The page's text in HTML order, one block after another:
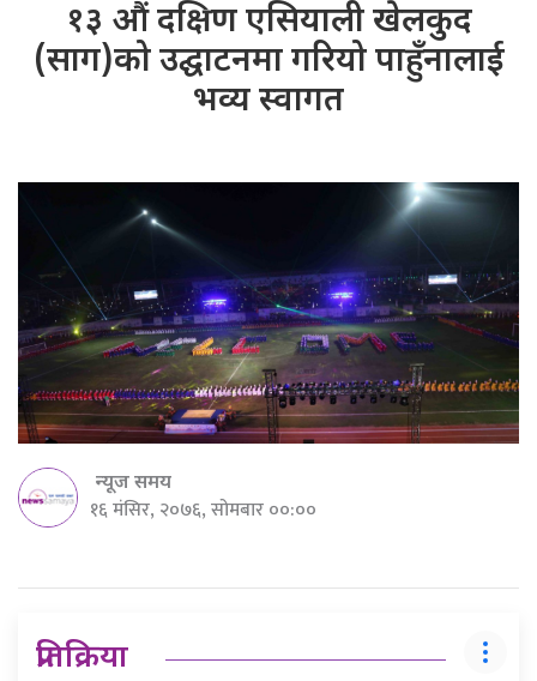
१३ औं दक्षिण एसियाली खेलकुद
(साग)को उद्घाटनमा गरियो पाहुँनालाई
भव्य स्वागत
न्यूज समय
१६ मंसिर, २०७६, सोमबार ००:००
प्रतिक्रिया